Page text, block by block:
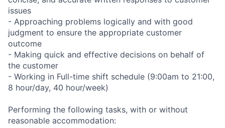
issues
- Approaching problems logically and with good
judgment to ensure the appropriate customer
outcome
- Making quick and effective decisions on behalf of
the customer
- Working in Full-time shift schedule (9:00am to 21:00,
8 hour/day, 40 hour/week)
Performing the following tasks, with or without
reasonable accommodation: